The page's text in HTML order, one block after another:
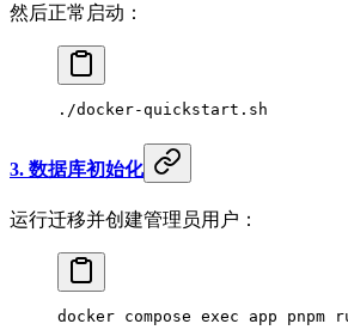
然后正常启动：
./docker-quickstart.sh
3. 数据库初始化
运行迁移并创建管理员用户：
docker compose exec app pnpm